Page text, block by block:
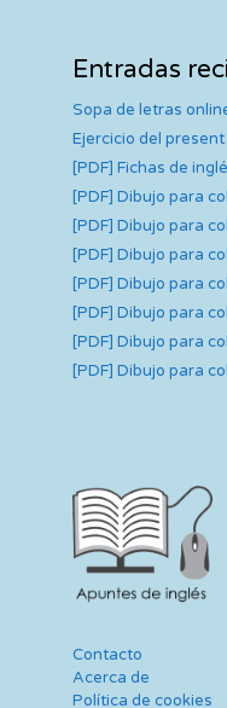
Entradas
Sopa de letras
Ejercicio del present
[PDF] Fichas de
[PDF] Dibujo para
[PDF] Dibujo para
[PDF] Dibujo para
[PDF] Dibujo para
[PDF] Dibujo para
[PDF] Dibujo para
[PDF] Dibujo para
Contacto
Acerca de
Política de cookies